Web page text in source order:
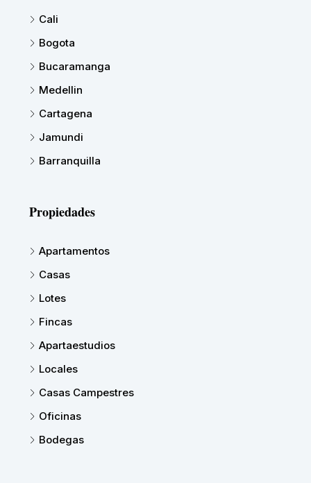
Cali
Bogota
Bucaramanga
Medellin
Cartagena
Jamundi
Barranquilla
Propiedades
Apartamentos
Casas
Lotes
Fincas
Apartaestudios
Locales
Casas Campestres
Oficinas
Bodegas